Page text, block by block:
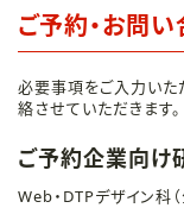
ご予約・お問
必要事項をご入力いた
絡させていただきます。
ご予約企業向け
Web・DTPデザイン科